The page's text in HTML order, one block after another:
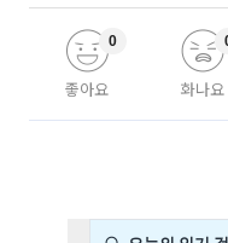
좋아요
0
화나요